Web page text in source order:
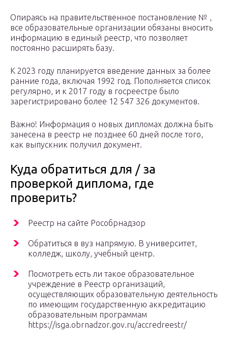
Опираясь на правительственное постановление № ,
все образовательные организации обязаны вносить
информацию в единый реестр, что позволяет
постоянно расширять базу.
К 2023 году планируется введение данных за более
ранние года, включая 1992 год. Пополняется список
регулярно, и к 2017 году в госреестре было
зарегистрировано более 12 547 326 документов.
Важно! Информация о новых дипломах должна быть
занесена в реестр не позднее 60 дней после того,
как выпускник получил документ.
Куда обратиться для / за
проверкой диплома, где
проверить?
Реестр на сайте Рособрнадзор
Обратиться в вуз напрямую. В университет,
колледж, школу, учебный центр.
Посмотреть есть ли такое образовательное
учреждение в Реестр организаций,
осуществляющих образовательную деятельность
по имеющим государственную аккредитацию
образовательным программам
https://isga.obrnadzor.gov.ru/accredreestr/